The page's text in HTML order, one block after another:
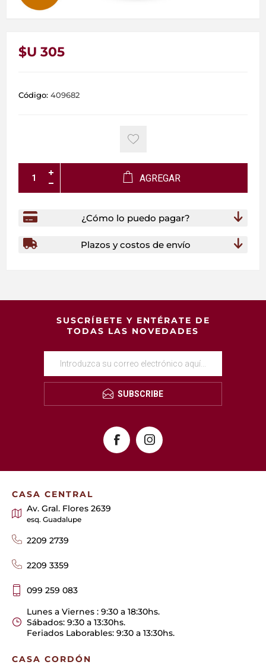
$U 305
Código: 409682
AGREGAR
¿Cómo lo puedo pagar?
Plazos y costos de envío
SUSCRÍBETE Y ENTÉRATE DE
TODAS LAS NOVEDADES
SUBSCRIBE
CASA CENTRAL
Av. Gral. Flores 2639
esq. Guadalupe
2209 2739
2209 3359
099 259 083
Lunes a Viernes : 9:30 a 18:30hs.
Sábados: 9:30 a 13:30hs.
Feriados Laborables: 9:30 a 13:30hs.
CASA CORDÓN